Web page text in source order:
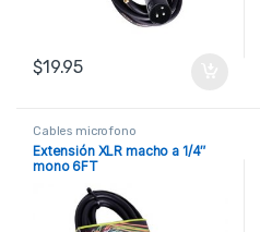
$19.95
Cables microfono
Extensión XLR macho a 1/4″
mono 6FT